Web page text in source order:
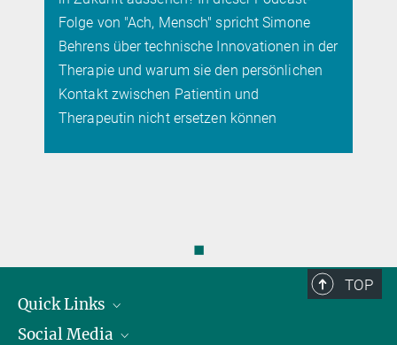
Folge von "Ach, Mensch" spricht Simone
Behrens über technische Innovationen in der
Therapie und warum sie den persönlichen
Kontakt zwischen Patientin und
Therapeutin nicht ersetzen können
◼
TOP
Quick Links
Präsident
Social Media